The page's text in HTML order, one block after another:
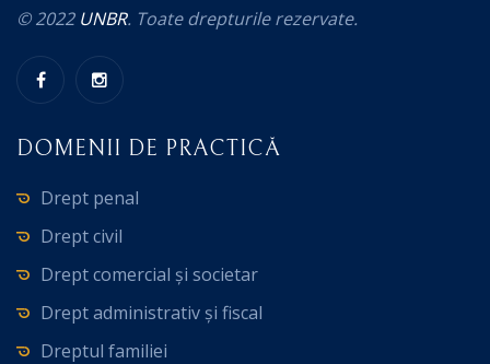
© 2022 UNBR. Toate drepturile rezervate.
DOMENII DE PRACTICĂ
Drept penal
Drept civil
Drept comercial și societar
Drept administrativ și fiscal
Dreptul familiei